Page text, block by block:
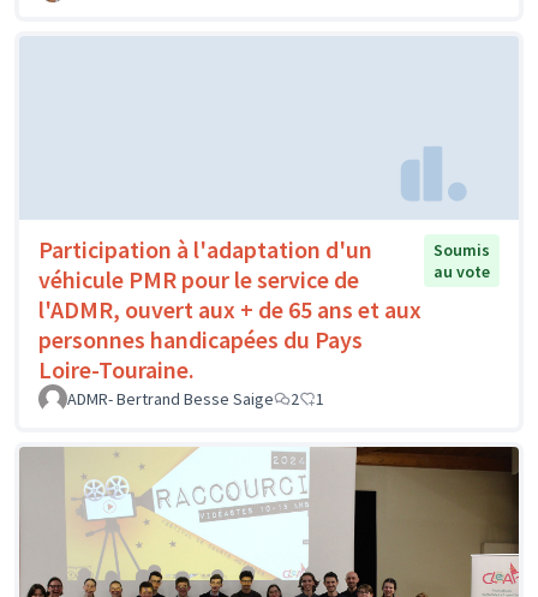
Participation à l'adaptation d'un
véhicule PMR pour le service de
l'ADMR, ouvert aux + de 65 ans et aux
personnes handicapées du Pays
Loire-Touraine.
Soumis
au vote
ADMR- Bertrand Besse Saige 2 1